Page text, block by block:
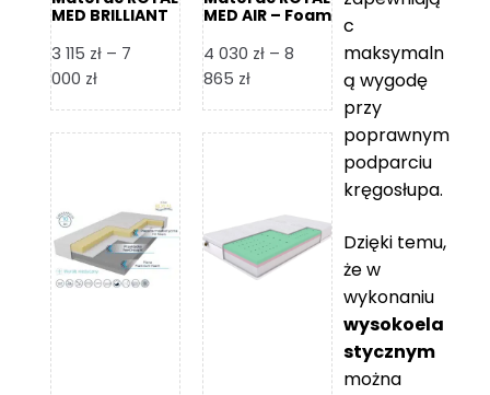
MED BRILLIANT
3 115 zł – 7
000 złZakres
od
7
000 zł
MED AIR – Foam
4 030 zł – 8
865 złZakres
od
8
865 zł
c
maksymaln
ą wygodę
przy
poprawnym
podparciu
kręgosłupa.
Dzięki temu,
że w
wykonaniu
wysokoela
stycznym
można